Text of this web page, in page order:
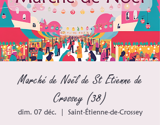
Marché de Noël de St Etienne de
Crossey (38)
dim. 07 déc. Saint-Étienne-de-Crossey